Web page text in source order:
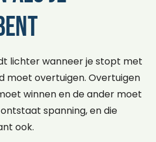
lichter wanneer je stopt met
moet overtuigen. Overtuigen
winnen en de ander moet
spanning, en die
ook.